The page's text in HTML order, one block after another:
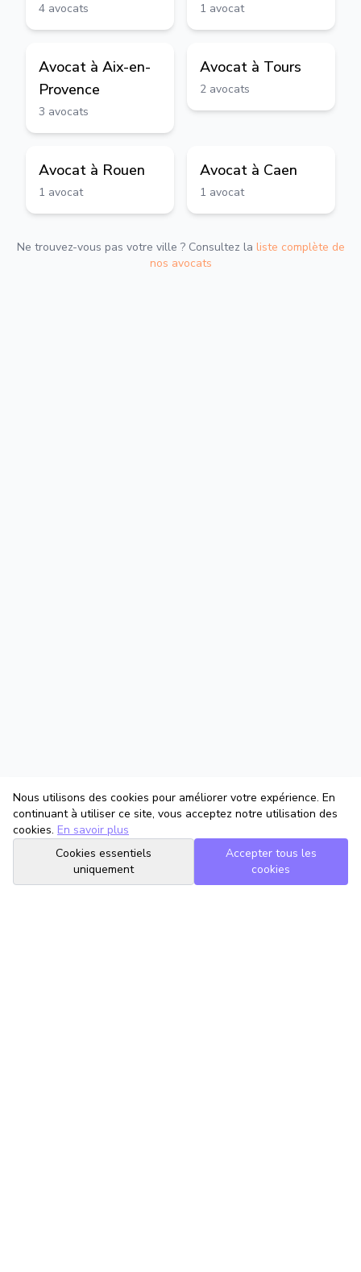
4 avocats 1 avocat
Avocat à Aix-en-
Provence
3 avocats
Avocat à Tours
2 avocats
Avocat à Rouen
1 avocat
Avocat à Caen
1 avocat
Ne trouvez-vous pas votre ville ? Consultez la liste complète de
nos avocats
Nous utilisons des cookies pour améliorer votre expérience. En
continuant à utiliser ce site, vous acceptez notre utilisation des
cookies. En savoir plus
Cookies essentiels
uniquement
Accepter tous les
cookies